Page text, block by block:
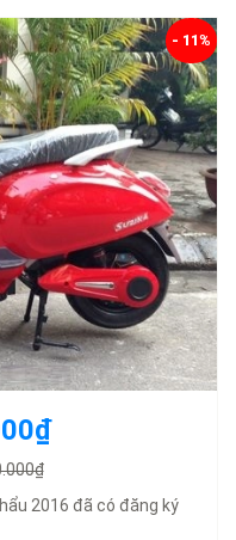
- 11%
2016 đã có đăng ký